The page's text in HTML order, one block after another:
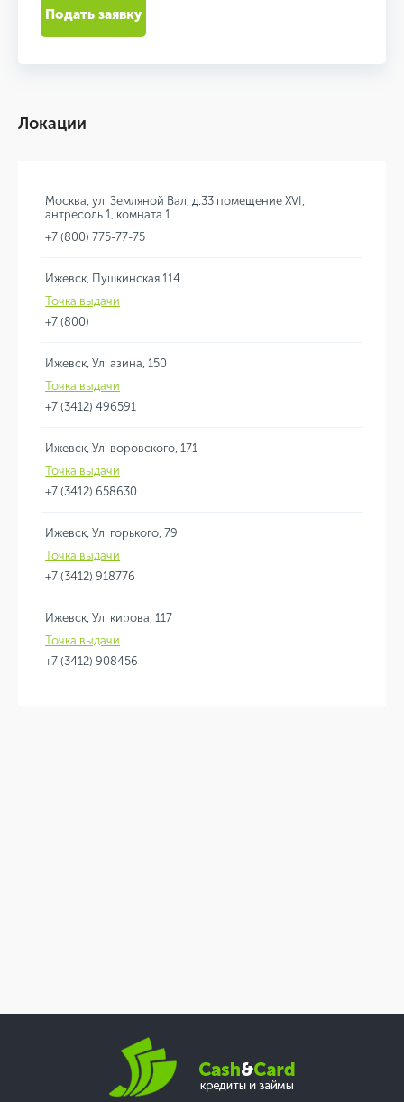
Подать заявку
Локации
Москва, ул. Земляной Вал, д.33 помещение XVI,
антресоль 1, комната 1
+7 (800) 775-77-75
Ижевск, Пушкинская 114
Точка выдачи
+7 (800)
Ижевск, Ул. азина, 150
Точка выдачи
+7 (3412) 496591
Ижевск, Ул. воровского, 171
Точка выдачи
+7 (3412) 658630
Ижевск, Ул. горького, 79
Точка выдачи
+7 (3412) 918776
Ижевск, Ул. кирова, 117
Точка выдачи
+7 (3412) 908456